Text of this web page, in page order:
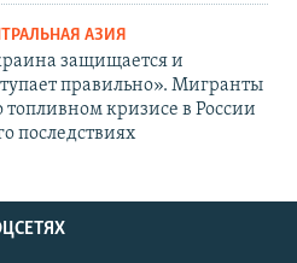
АЗИЯ
защищается и
правильно». Мигранты
кризисе в России
последствиях